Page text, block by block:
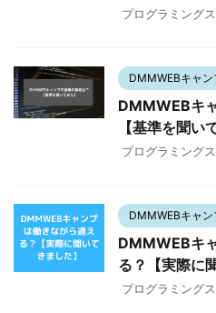
プログラミング
DMMWEBキャン
DMMWEBキ
【基準を聞い
プログラミング
DMMWEBキャン
DMMWEBキ
る？【実際に
プログラミング